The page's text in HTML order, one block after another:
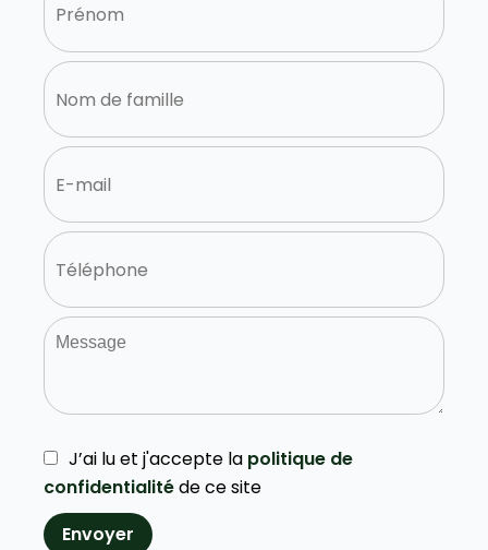
J’ai lu et j'accepte la politique de
confidentialitéde ce site
Envoyer